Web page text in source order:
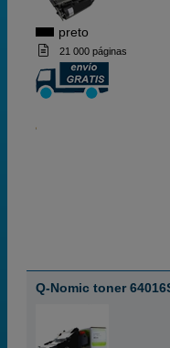
preto
21 000 páginas
Q-Nomic toner